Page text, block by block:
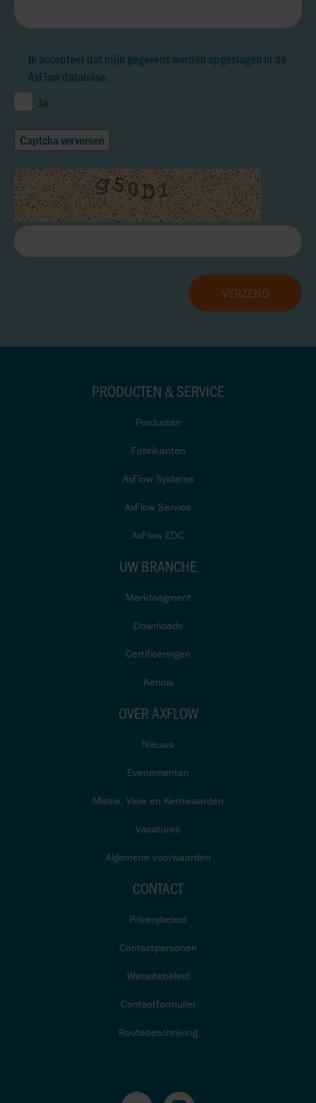
Ik accepteer dat mijn gegevens worden opgeslagen in de
AxFlow database.
Ja
Captcha verversen
PRODUCTEN & SERVICE
Producten
Fabrikanten
AxFlow Systems
AxFlow Service
AxFlow EDC
UW BRANCHE
Marktsegment
Downloads
Certificeringen
Kennis
OVER AXFLOW
Nieuws
Evenementen
Missie, Visie en Kernwaarden
Vacatures
Algemene voorwaarden
CONTACT
Privacybeleid
Contactpersonen
Websitebeleid
Contactformulier
Routebeschrijving